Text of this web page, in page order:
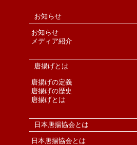
お知らせ
お知らせ
メディア紹介
唐揚げとは
唐揚げの定義
唐揚げの歴史
唐揚げとは
日本唐揚協会とは
日本唐揚協会とは